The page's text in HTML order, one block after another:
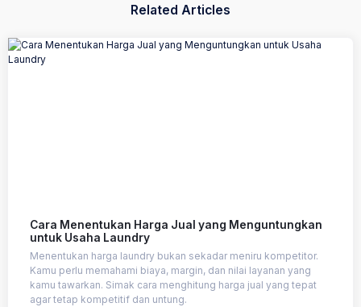
Related Articles
Cara Menentukan Harga Jual yang Menguntungkan
untuk Usaha Laundry
Menentukan harga laundry bukan sekadar meniru kompetitor.
Kamu perlu memahami biaya, margin, dan nilai layanan yang
kamu tawarkan. Simak cara menghitung harga jual yang tepat
agar tetap kompetitif dan untung.